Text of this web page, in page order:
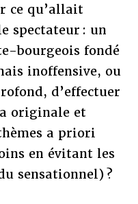
ce qu’allait
spectateur : un
bourgeois fondé
inoffensive, ou
d’effectuer
originale et
a priori
en évitant les
sensationnel) ?